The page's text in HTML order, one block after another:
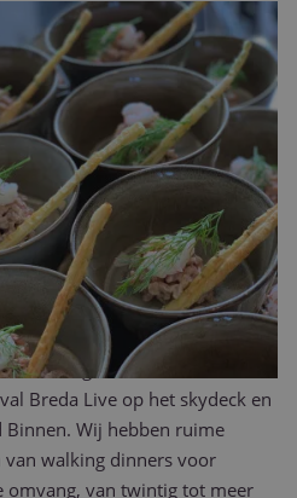
in Tilburg: hoe wij het
walking dinner catering in
met een persoonlijk
de sfeer van uw evenement
daarvan stellen wij een
ervaren koks bereiden de
en presenteren ze op een
is en de beleving versterkt.
vaste cateringpartner van
in de regio, waaronder NAC
Breda Live op het skydeck en
Binnen. Wij hebben ruime
walking dinners voor
omvang, van twintig tot meer